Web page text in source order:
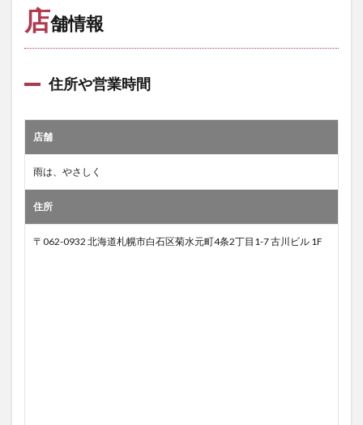
店舗情報
住所や営業時間
店舗
雨は、やさしく
住所
〒062-0932 北海道札幌市白石区菊水元町4条2丁目1-7 古川ビル 1F